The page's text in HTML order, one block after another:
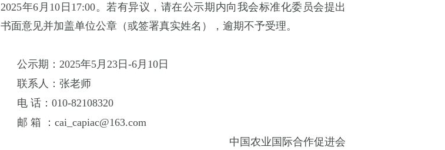
2025年6 月 10 日 17:00。若有异议，请在公示期内向我会标准化委员会提出
书面意见并加盖单位公章（或签署真实姓名），逾期不予受理。
公示期： 2025年5 月 23日-6 月 10日
联系人：张老师
电 话：010-82108320
邮 箱 ：cai_capiac@163.com
中国农业国际合作促进会